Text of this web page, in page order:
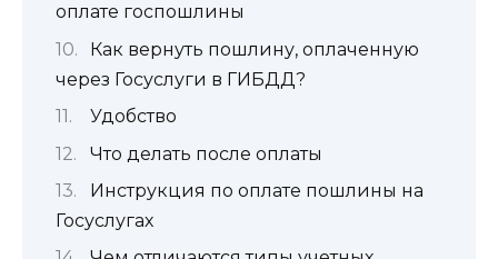
оплате госпошлины
Как вернуть пошлину, оплаченную
через Госуслуги в ГИБДД?
Удобство
Что делать после оплаты
Инструкция по оплате пошлины на
Госуслугах